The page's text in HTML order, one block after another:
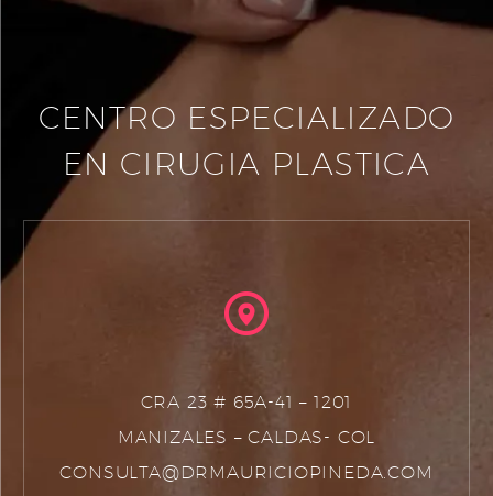
CENTRO ESPECIALIZADO
EN CIRUGIA PLASTICA
CRA 23 # 65A-41 – 1201
MANIZALES – CALDAS- COL
CONSULTA@DRMAURICIOPINEDA.COM